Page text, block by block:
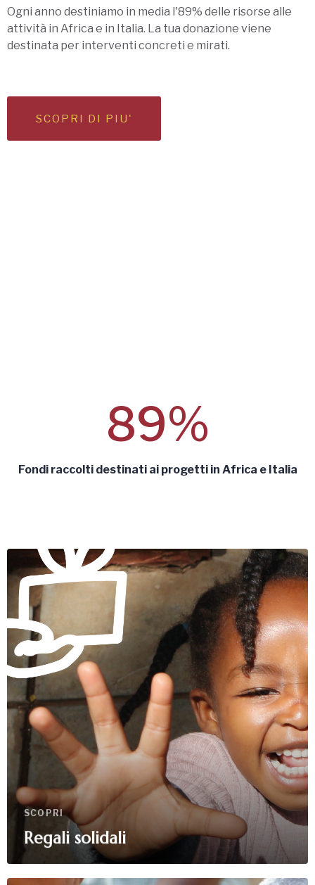
Ogni anno destiniamo in media l'89% delle risorse alle
attività in Africa e in Italia. La tua donazione viene
destinata per interventi concreti e mirati.
SCOPRI DI PIU'
89%
Fondi raccolti destinati ai progetti in Africa e Italia
SCOPRI
Regali solidali